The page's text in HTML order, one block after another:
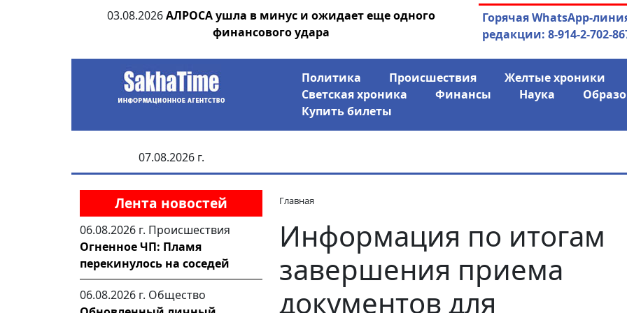
03.08.2026 АЛРОСА ушла в минус и ожидает еще одного
финансового удара
04.08.2026Маринычев у
Горячая WhatsApp-
редакции: 8-914-2-702-
Политика Происшествия Желтые хроники
Светская хроника
Финансы Наука
Купить билеты
07.08.2026 г.
Лента новостей
06.08.2026 г. Происшествия
Огненное ЧП: Пламя
перекинулось на соседей
06.08.2026 г. Общество
Главная
Информация по итогам
завершения приема
документов для